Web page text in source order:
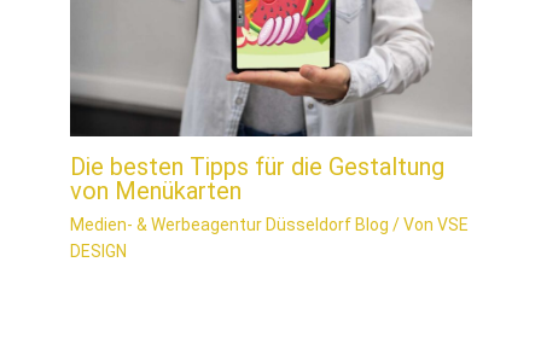
Die besten Tipps für die Gestaltung
von Menükarten
Medien- & Werbeagentur Düsseldorf Blog / Von VSE
DESIGN